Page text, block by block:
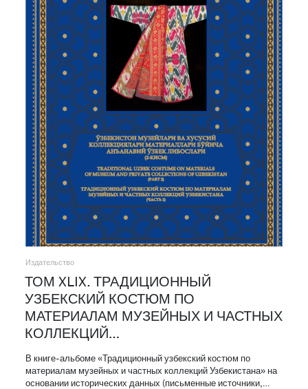
Издательство
ТОМ XLIX. ТРАДИЦИОННЫЙ
УЗБЕКСКИЙ КОСТЮМ ПО
МАТЕРИАЛАМ МУЗЕЙНЫХ И ЧАСТНЫХ
КОЛЛЕКЦИЙ…
В книге-альбоме «Традиционный узбекский костюм по
материалам музейных и частных коллекций Узбекистана» на
основании исторических данных (письменные источники,…